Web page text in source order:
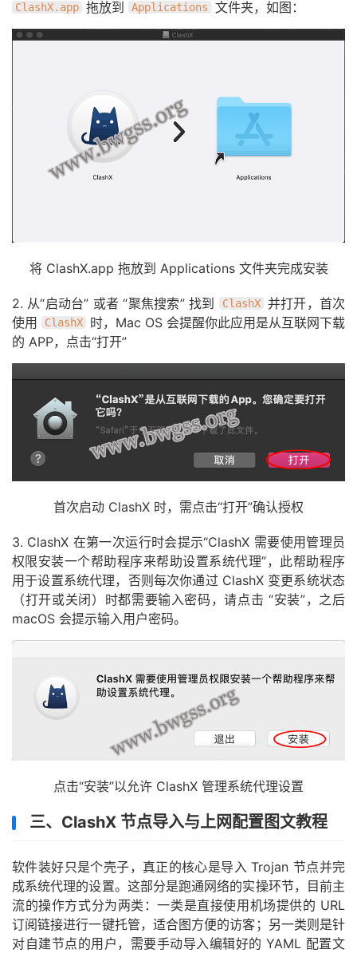
ClashX.app 拖放到 Applications 文件夹，如图：
将 ClashX.app 拖放到 Applications 文件夹完成安装
2. 从“启动台” 或者 “聚焦搜索” 找到 ClashX 并打开，首次
使用
ClashX
时，Mac OS 会提醒你此应用是从互联网下载
的 APP，点击“打开”
首次启动 ClashX 时，需点击“打开”确认授权
3. ClashX 在第一次运行时会提示“ClashX 需要使用管理员
权限安装一个帮助程序来帮助设置系统代理”，此帮助程序
用于设置系统代理，否则每次你通过 ClashX 变更系统状态
（打开或关闭）时都需要输入密码，请点击 “安装”，之后
macOS 会提示输入用户密码。
点击“安装”以允许 ClashX 管理系统代理设置
三、ClashX 节点导入与上网配置图文教程
软件装好只是个壳子，真正的核心是导入 Trojan 节点并完
成系统代理的设置。这部分是跑通网络的实操环节，目前主
流的操作方式分为两类：一类是直接使用机场提供的 URL
订阅链接进行一键托管，适合图方便的访客；另一类则是针
对自建节点的用户，需要手动导入编辑好的 YAML 配置文